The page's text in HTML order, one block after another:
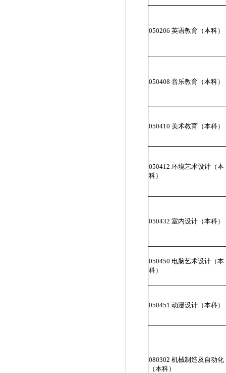
050206 英语教育（本科）
050408 音乐教育（本科）
050410 美术教育（本科）
050412 环境艺术设计（本
科）
050432 室内设计（本科）
050450 电脑艺术设计（本
科）
050451 动漫设计（本科）
080302 机械制造及自动化
（本科）